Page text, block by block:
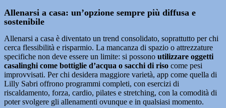
Allenarsi a casa: un’opzione sempre più diffusa e
sostenibile
Allenarsi a casa è diventato un trend consolidato, soprattutto per chi
cerca flessibilità e risparmio. La mancanza di spazio o attrezzature
specifiche non deve essere un limite: si possono utilizzare oggetti
casalinghi come bottiglie d’acqua o sacchi di riso come pesi
improvvisati. Per chi desidera maggiore varietà, app come quella di
Lilly Sabri offrono programmi completi, con esercizi di
riscaldamento, forza, cardio, pilates e stretching, con la comodità di
poter svolgere gli allenamenti ovunque e in qualsiasi momento.